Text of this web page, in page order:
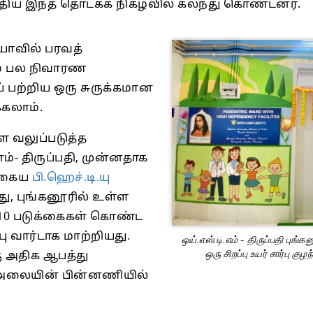
இந்த தொடக்க நிகழ்வில் கலந்து கொண்டனர்.
பரவத்
பல நிவாரண
ஒரு சுருக்கமான
வலுப்படுத்த
முன்னதாக
பி.ஹெச்.டி.யு
புங்கனூரில் உள்ள
10 படுக்கைகள் கொண்ட
வார்டாக மாற்றியது.
அதிக ஆபத்து
அலையின் பின்னணியில்
ஒய்.எஸ்.டி.எம் - திருப்பதி
ஒரு சிறப்பு உயர் சார்பு